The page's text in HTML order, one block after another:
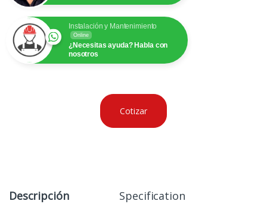
Instalación y Mantenimiento
Online
¿Necesitas ayuda? Habla con
nosotros
Cotizar
Descripción Specification